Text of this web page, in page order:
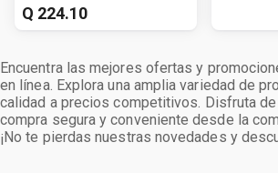
Q 224.10
Encuentra las mejores ofertas y
en línea. Explora una amplia variedad de
calidad a precios competitivos. Disfruta
compra segura y conveniente desde la
¡No te pierdas nuestras novedades y